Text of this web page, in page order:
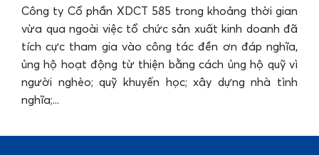
Công ty Cổ phần XDCT 585 trong khoảng thời gian
vừa qua ngoài việc tổ chức sản xuất kinh doanh đã
tích cực tham gia vào công tác đền ơn đáp nghĩa,
ủng hộ hoạt động từ thiện bằng cách ủng hộ quỹ vì
người nghèo; quỹ khuyến học; xây dựng nhà tình
nghĩa;...